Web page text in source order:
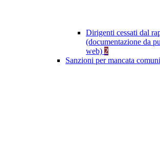
Dirigenti cessati dal
(documentazione da
web) 2
Sanzioni per mancata